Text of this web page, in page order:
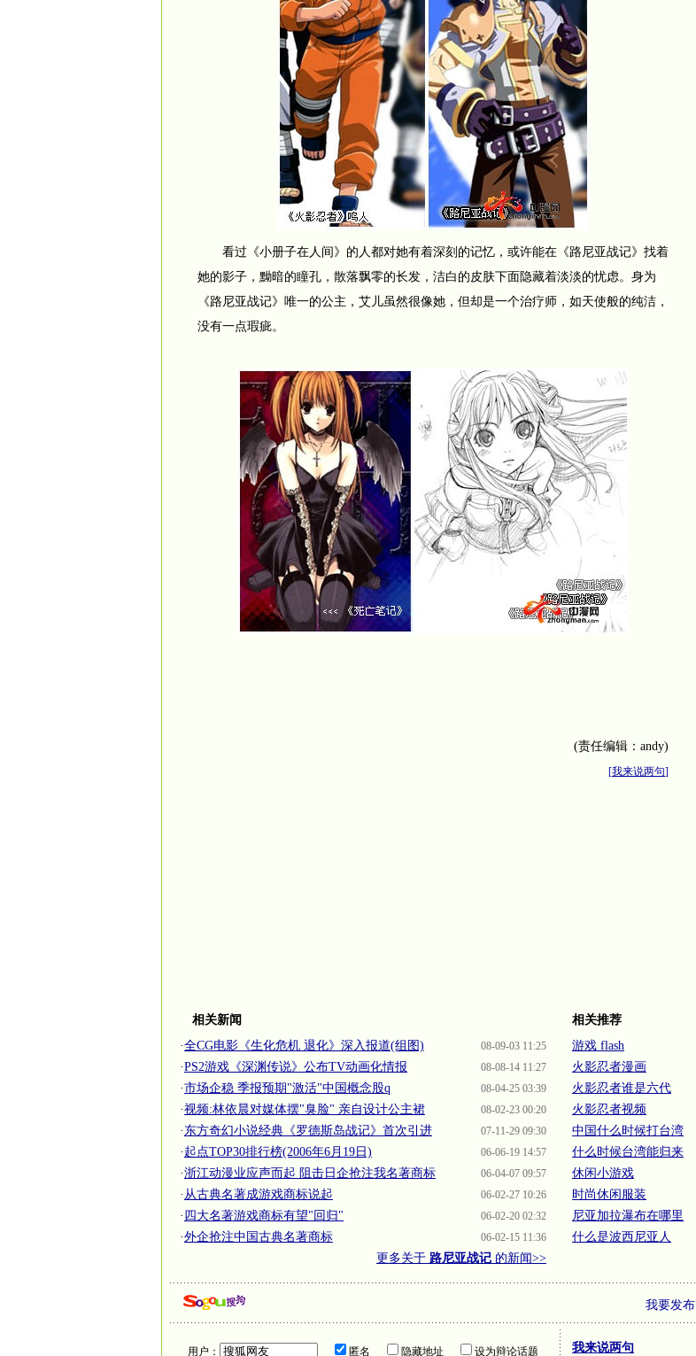
看过《小册子在人间》的人都对她有着深刻的记忆，或许能在《路尼亚战记》找着
她的影子，黝暗的瞳孔，散落飘零的长发，洁白的皮肤下面隐藏着淡淡的忧虑。身为
《路尼亚战记》唯一的公主，艾儿虽然很像她，但却是一个治疗师，如天使般的纯洁，
没有一点瑕疵。
(责任编辑：andy)
[我来说两句]
相关新闻
08-09-03 11:25
·全CG电影《生化危机 退化》深入报道(组图)
08-08-14 11:27
·PS2游戏《深渊传说》公布TV动画化情报
08-04-25 03:39
·市场企稳 季报预期"激活"中国概念股q
08-02-23 00:20
·视频:林依晨对媒体摆"臭脸" 亲自设计公主裙
07-11-29 09:30
· 东方奇幻小说经典《罗德斯岛战记》首次引进
06-06-19 14:57
· 起点TOP30排行榜(2006年6月19日)
06-04-07 09:57
·浙江动漫业应声而起 阻击日企抢注我名著商标
06-02-27 10:26
· 从古典名著成游戏商标说起
06-02-20 02:32
· 四大名著游戏商标有望"回归"
06-02-15 11:36
·外企抢注中国古典名著商标
更多关于 路尼亚战记 的新闻>>
相关推荐
游戏 flash
火影忍者漫画
火影忍者谁是六代
火影忍者视频
中国什么时候打台湾
什么时候台湾能归来
休闲小游戏
时尚休闲服装
尼亚加拉瀑布在哪里
什么是波西尼亚人
我要发布
用户： 匿名 隐藏地址 设为辩论话题 我来说两句